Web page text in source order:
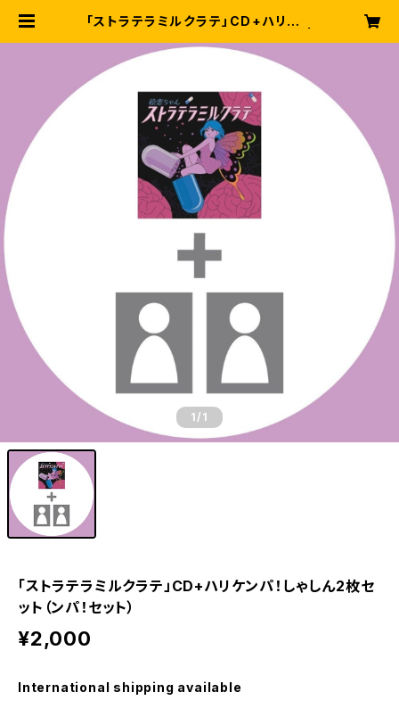
「ストラテラミルクラテ」CD+ハリケン
そらしどショップ
1 /1
「ストラテラミルクラテ」CD+ハリケンパ！しゃしん2枚セ
ット（ンパ！セット）
¥2,000
International shipping available